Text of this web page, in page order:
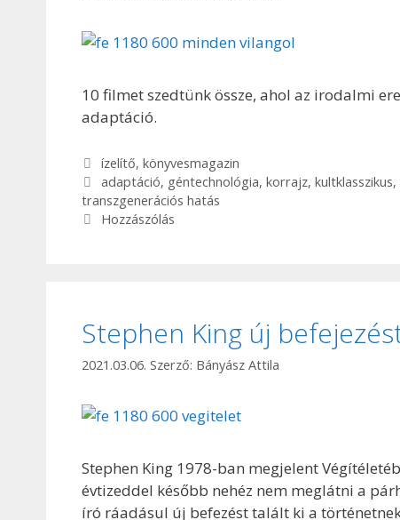
10 filmet szedtünk össze, ahol az irodalmi
adaptáció.
Kategória
ízelítő, könyvesmagazin
Címkék
adaptáció, géntechnológia, korrajz, kultklasszikus,
transzgenerációs hatás
Hozzászólás
Stephen King új
2021.03.06. Szerző: Bányász Attila
Stephen King 1978-ban megjelent
évtizeddel később nehéz nem meglátni a
író ráadásul új befezést talált ki a